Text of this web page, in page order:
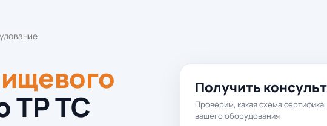
ТР ТС
Получить
Проверим, какая схема
вашего оборудования